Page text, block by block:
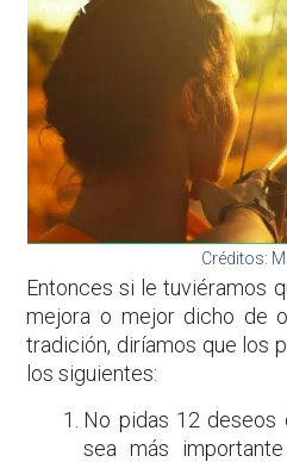
Créditos:
Entonces si le tuviéramos
mejora o mejor dicho de
tradición, diríamos que los
los siguientes:
No pidas 12 deseos
sea más